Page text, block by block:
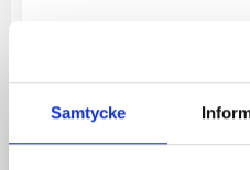
Samtycke
Innerplatta